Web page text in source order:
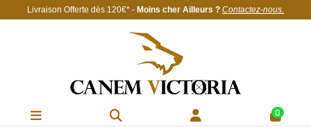
Livraison Offerte dès 120€* - Moins cher Ailleurs ? Contactez-nous.
0